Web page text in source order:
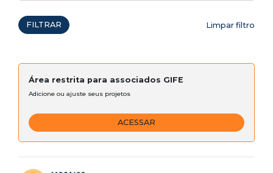
FILTRAR Limpar filtro
Área restrita para associados GIFE
Adicione ou ajuste seus projetos
ACESSAR